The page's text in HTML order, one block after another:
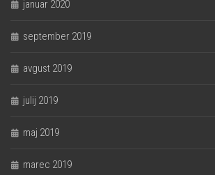
januar 2020
september 2019
avgust 2019
julij 2019
maj 2019
marec 2019